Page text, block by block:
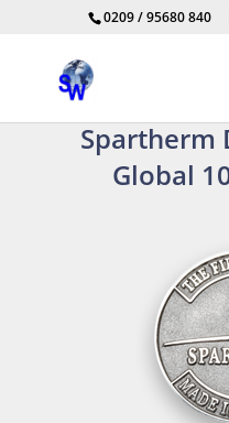
0209 / 95680 840
Spartherm
Global